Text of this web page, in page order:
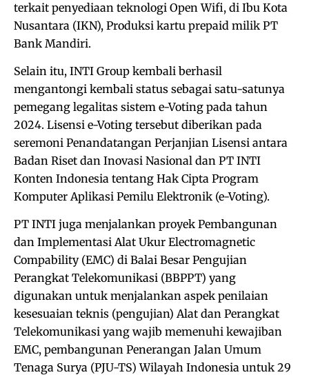
terkait penyediaan teknologi Open Wifi, di Ibu Kota
Nusantara (IKN), Produksi kartu prepaid milik PT
Bank Mandiri.
Selain itu, INTI Group kembali berhasil
mengantongi kembali status sebagai satu-satunya
pemegang legalitas sistem e-Voting pada tahun
2024. Lisensi e-Voting tersebut diberikan pada
seremoni Penandatangan Perjanjian Lisensi antara
Badan Riset dan Inovasi Nasional dan PT INTI
Konten Indonesia tentang Hak Cipta Program
Komputer Aplikasi Pemilu Elektronik (e-Voting).
PT INTI juga menjalankan proyek Pembangunan
dan Implementasi Alat Ukur Electromagnetic
Compability (EMC) di Balai Besar Pengujian
Perangkat Telekomunikasi (BBPPT) yang
digunakan untuk menjalankan aspek penilaian
kesesuaian teknis (pengujian) Alat dan Perangkat
Telekomunikasi yang wajib memenuhi kewajiban
EMC, pembangunan Penerangan Jalan Umum
Tenaga Surya (PJU-TS) Wilayah Indonesia untuk 29